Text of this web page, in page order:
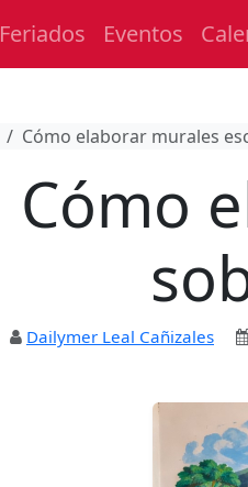
Feriados Eventos
Cómo elaborar murales
Cómo
Dailymer Leal Cañizales